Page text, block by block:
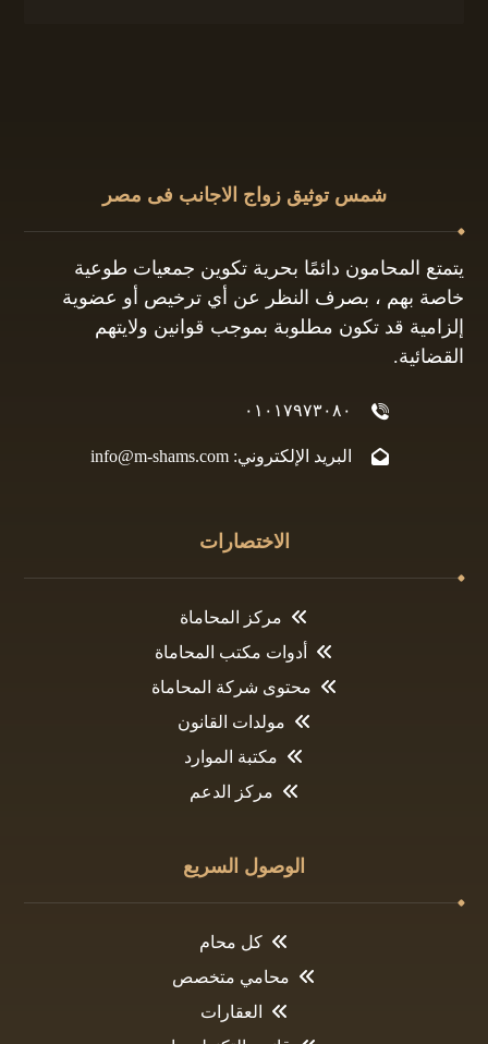
شمس توثيق زواج الاجانب فى مصر
يتمتع المحامون دائمًا بحرية تكوين جمعيات طوعية
خاصة بهم ، بصرف النظر عن أي ترخيص أو عضوية
إلزامية قد تكون مطلوبة بموجب قوانين ولايتهم
القضائية.
٠١٠١٧٩٧٣٠٨٠
البريد الإلكتروني: info@m-shams.com
الاختصارات
مركز المحاماة
أدوات مكتب المحاماة
محتوى شركة المحاماة
مولدات القانون
مكتبة الموارد
مركز الدعم
الوصول السريع
كل محام
محامي متخصص
العقارات